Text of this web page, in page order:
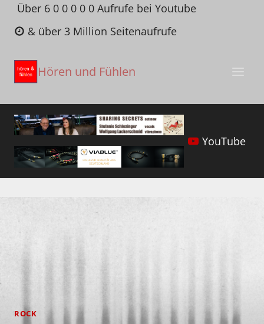
Zum
Inhalt
springen
Über 6 0 0 0 0 0 Aufrufe bei Youtube
& über 3 Million Seitenaufrufe
Hören und Fühlen
YouTube
ROCK